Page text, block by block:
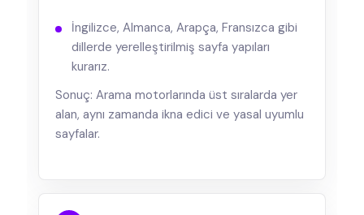
İngilizce, Almanca, Arapça, Fransızca gibi
dillerde yerelleştirilmiş sayfa yapıları
kurarız.
Sonuç: Arama motorlarında üst sıralarda yer
alan, aynı zamanda ikna edici ve yasal uyumlu
sayfalar.